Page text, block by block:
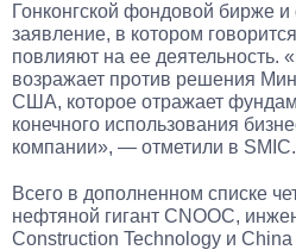
Гонконгской фондовой бирже и
заявление, в котором
повлияют на ее деятельность.
возражает против решения
США, которое отражает
конечного использования
компании», — отметили в SMIC.
Всего в дополненном списке
нефтяной гигант CNOOC,
Construction Technology и